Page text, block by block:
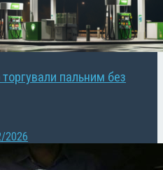
пальним без
2026